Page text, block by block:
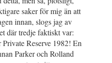
saker för mig än att
innan, slogs jag av
där tredje faktiskt var:
Reserve 1982! En
Parker och Rolland